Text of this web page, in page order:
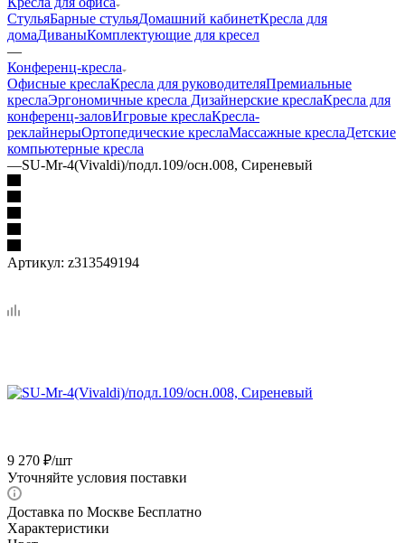
СтульяБарные стульяДомашний кабинетКресла для
домаДиваныКомплектующие для кресел
—
Конференц-кресла
Офисные креслаКресла для руководителяПремиальные
креслаЭргономичные кресла Дизайнерские креслаКресла для
конференц-заловИгровые креслаКресла-
реклайнерыОртопедические креслаМассажные креслаДетские
компьютерные кресла
—SU-Mr-4(Vivaldi)/подл.109/осн.008, Сиреневый
Артикул: z313549194
9 270 ₽/шт
Уточняйте условия поставки
Доставка по Москве Бесплатно
Характеристики